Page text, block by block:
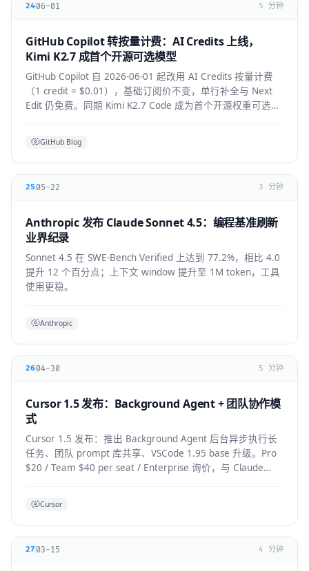
2406-01 5 分钟
GitHub Copilot 转按量计费：AI Credits 上线，
Kimi K2.7 成首个开源可选模型
GitHub Copilot 自 2026-06-01 起改用 AI Credits 按量计费
（1 credit = $0.01），基础订阅价不变，单行补全与 Next
Edit 仍免费。同期 Kimi K2.7 Code 成为首个开源权重可选模
GitHub Blog
25 05-22 3 分钟
Anthropic 发布 Claude Sonnet 4.5：编程基准刷新
业界纪录
Sonnet 4.5 在 SWE-Bench Verified 上达到 77.2%，相比 4.0
提升 12 个百分点；上下文 window 提升至 1M token，工具
使用更稳。
Anthropic
2604-30 5 分钟
Cursor 1.5 发布：Background Agent + 团队协作模
式
Cursor 1.5 发布：推出 Background Agent 后台异步执行长
任务、团队 prompt 库共享、VSCode 1.95 base 升级。Pro
$20 / Team $40 per seat / Enterprise 询价，与 Claude
Cursor
27 03-15 4 分钟